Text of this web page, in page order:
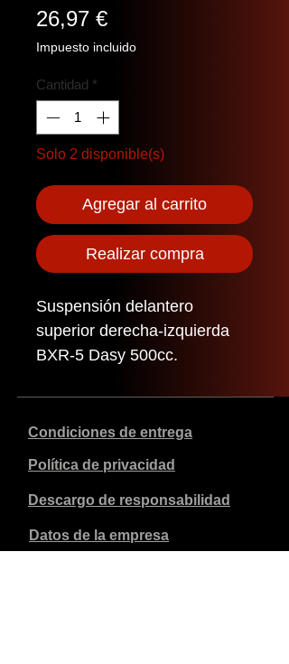
26,97 €Precio
Impuesto incluido
Cantidad *
Solo 2 disponible(s)
Agregar al carrito
Realizar compra
Suspensión delantero
superior derecha-izquierda
BXR-5 Dasy 500cc.
Condiciones de entrega
Política de privacidad
Descargo de responsabilidad
Datos de la empresa